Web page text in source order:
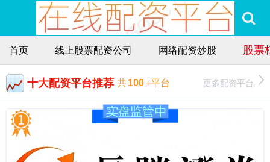
首页 线上股票配资公司 网络配资炒股 股票
十大配资平台推荐 共100+平台 更多配资平台